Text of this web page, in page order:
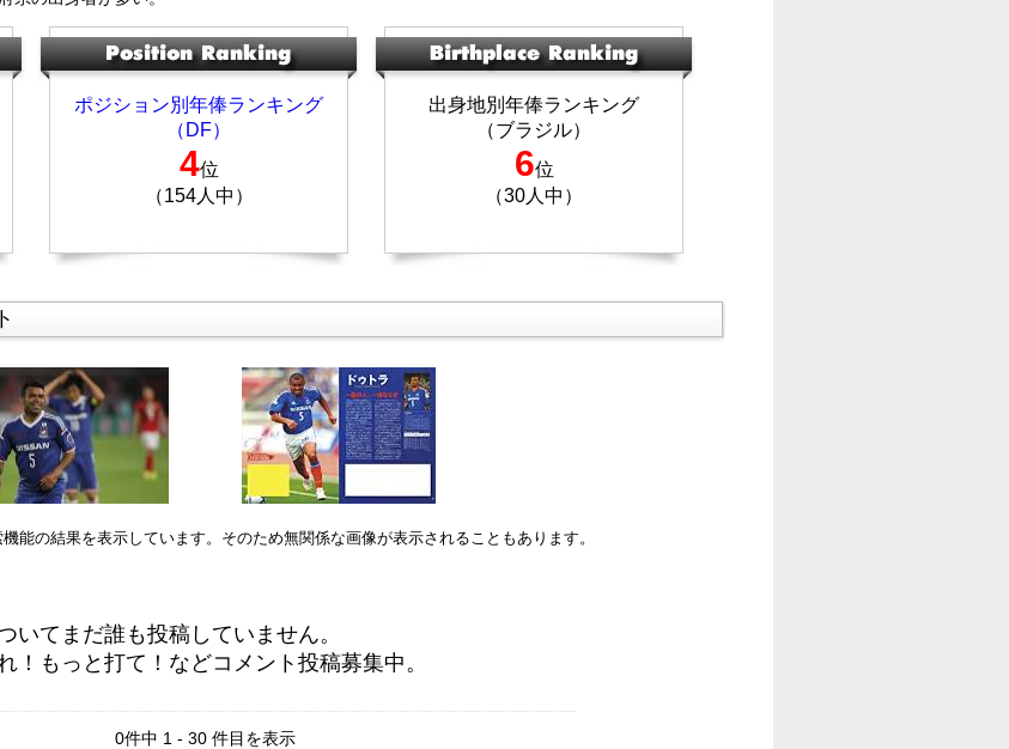
ポジション別年俸ランキング
（DF）
4位
（154人中）
出身地別年俸ランキング
（ブラジル）
6位
（30人中）
能の結果を表示しています。そのため無関係な画像が表示されることもあります。
いてまだ誰も投稿していません。
！もっと打て！などコメント投稿募集中。
0件中 1 - 30 件目を表示